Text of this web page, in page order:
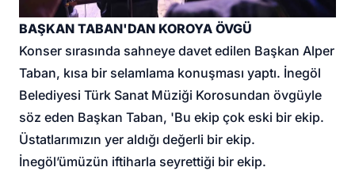
BAŞKAN TABAN'DAN KOROYA ÖVGÜ
Konser sırasında sahneye davet edilen Başkan Alper
Taban, kısa bir selamlama konuşması yaptı. İnegöl
Belediyesi Türk Sanat Müziği Korosundan övgüyle
söz eden Başkan Taban, 'Bu ekip çok eski bir ekip.
Üstatlarımızın yer aldığı değerli bir ekip.
İnegöl’ümüzün iftiharla seyrettiği bir ekip.